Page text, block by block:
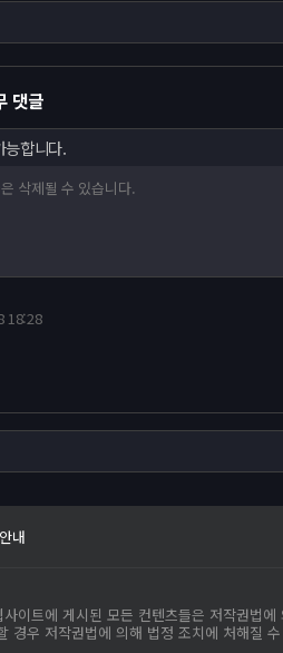
댓글
능합니다.
18:28
.
내
이트에 게시된 모든 컨텐츠들은 저작권법
경우 저작권법에 의해 법정 조치에 처해질